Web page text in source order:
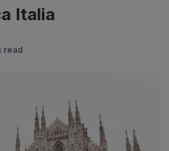
Italia
read